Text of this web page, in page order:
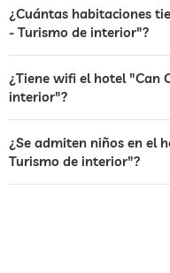
servicio de habitaciones
transporte al aeropuerto
ping-pong
¿Cuántas habitaciones
- Turismo de interior"?
¿Tiene wifi el hotel "Can
interior"?
¿Se admiten niños en el
Turismo de interior"?